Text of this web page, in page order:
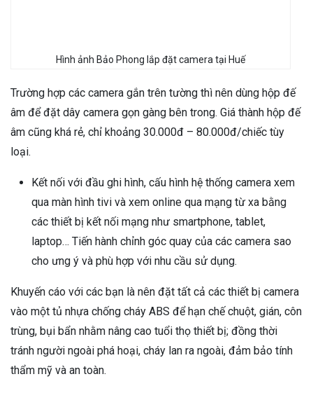
Hình ảnh Bảo Phong lắp đặt camera tại Huế
Trường hợp các camera gắn trên tường thì nên dùng hộp đế
âm để đặt dây camera gọn gàng bên trong. Giá thành hộp đế
âm cũng khá rẻ, chỉ khoảng 30.000đ – 80.000đ/chiếc tùy
loại.
Kết nối với đầu ghi hình, cấu hình hệ thống camera xem
qua màn hình tivi và xem online qua mạng từ xa bằng
các thiết bị kết nối mạng như smartphone, tablet,
laptop… Tiến hành chỉnh góc quay của các camera sao
cho ưng ý và phù hợp với nhu cầu sử dụng.
Khuyến cáo với các bạn là nên đặt tất cả các thiết bị camera
vào một tủ nhựa chống cháy ABS để hạn chế chuột, gián, côn
trùng, bụi bẩn nhằm nâng cao tuổi thọ thiết bị; đồng thời
tránh người ngoài phá hoại, cháy lan ra ngoài, đảm bảo tính
thẩm mỹ và an toàn.